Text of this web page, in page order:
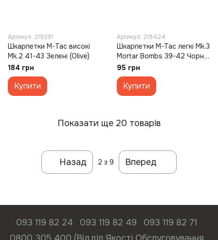
Артикул: 219391
Шкарпетки M-Tac високі
Mk.2 41-43 Зелені (Olive)
184 грн
Купити
Артикул: 219424
Шкарпетки M-Tac легкі Mk.3
Mortar Bombs 39-42 Чорні
(Black)
95 грн
Купити
Показати ще 20 товарів
Назад 2 з 9 Вперед
093 119 82 24 093 119 82 49
093 119 82 71